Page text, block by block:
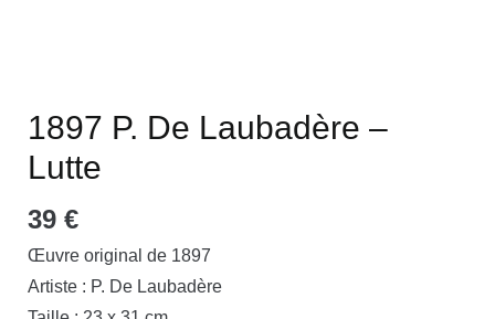
1897 P. De Laubadère –
Lutte
39 €
Œuvre original de 1897
Artiste : P. De Laubadère